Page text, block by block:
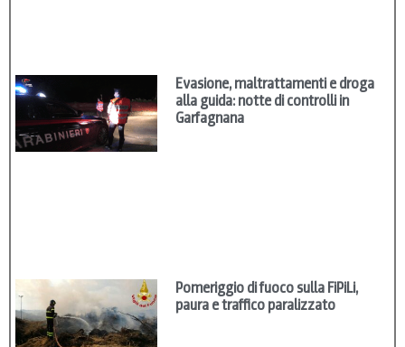
Evasione, maltrattamenti e droga
alla guida: notte di controlli in
Garfagnana
Pomeriggio di fuoco sulla FiPiLi,
paura e traffico paralizzato